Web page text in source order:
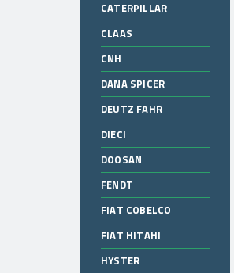
CATERPILLAR
CLAAS
CNH
DANA SPICER
DEUTZ FAHR
DIECI
DOOSAN
FENDT
FIAT COBELCO
FIAT HITAHI
HYSTER